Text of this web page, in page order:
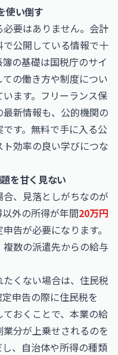
使い倒す
要はありません。会計
公開している情報で十
の基礎は国税庁のサイ
の働き方や制度につい
ます。フリーランス保
新情報も、公的機関の
す。無料で手に入る公
効率の良い学びにつな
を甘く見ない
、見落としがちなのが
外の所得が年間20万円
告が必要になります。
数の派遣先からの給与
くない場合は、住民税
申告の際に住民税を
ておくことで、本業の給
分が上乗せされるのを
、自治体や所得の種類